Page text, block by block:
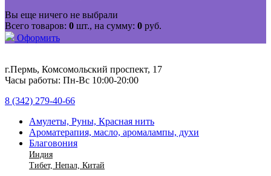
Вы еще ничего не выбрали
Всего товаров: 0 шт., на сумму: 0 руб.
Оформить
г.Пермь, Комсомольский проспект, 17
Часы работы: Пн-Вс 10:00-20:00
8 (342) 279-40-66
Амулеты, Руны, Красная нить
Ароматерапия, масло, аромалампы, духи
Благовония
Индия
Тибет, Непал, Китай